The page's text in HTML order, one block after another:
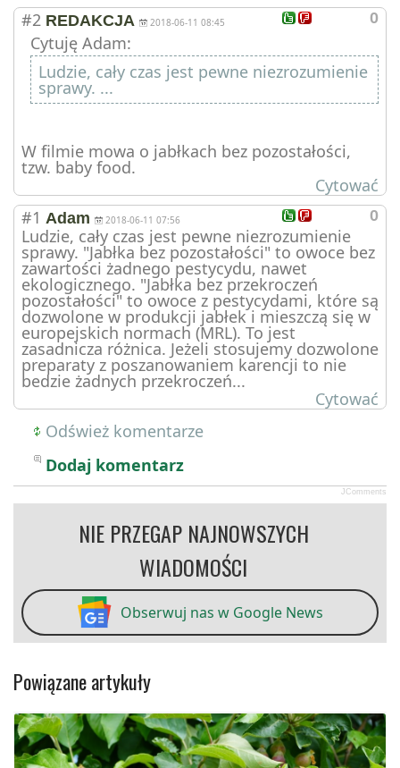
0
#2 REDAKCJA 2018-06-11 08:45
Cytuję Adam:
Ludzie, cały czas jest pewne niezrozumienie
sprawy. ...
W filmie mowa o jabłkach bez pozostałości,
tzw. baby food.
Cytować
0
#1 Adam 2018-06-11 07:56
Ludzie, cały czas jest pewne niezrozumienie
sprawy. "Jabłka bez pozostałości" to owoce bez
zawartości żadnego pestycydu, nawet
ekologicznego. "Jabłka bez przekroczeń
pozostałości" to owoce z pestycydami, które są
dozwolone w produkcji jabłek i mieszczą się w
europejskich normach (MRL). To jest
zasadnicza różnica. Jeżeli stosujemy dozwolone
preparaty z poszanowaniem karencji to nie
bedzie żadnych przekroczeń...
Cytować
Odśwież komentarze
Dodaj komentarz
JComments
NIE PRZEGAP NAJNOWSZYCH
WIADOMOŚCI
Obserwuj nas w Google News
Powiązane artykuły